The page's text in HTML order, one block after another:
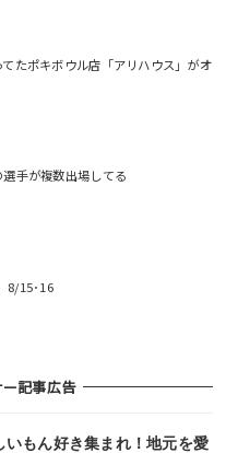
たポキボウル店「アリハウス」がオ
手が複数出場してる
8/15･16
記事広告
いもん好き集まれ！地元を愛